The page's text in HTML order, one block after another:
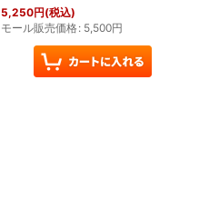
5,250円(税込)
モール販売価格: 5,500円